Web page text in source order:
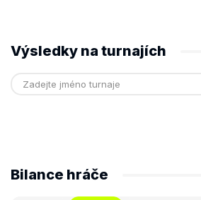
Výsledky na turnajích
Bilance hráče